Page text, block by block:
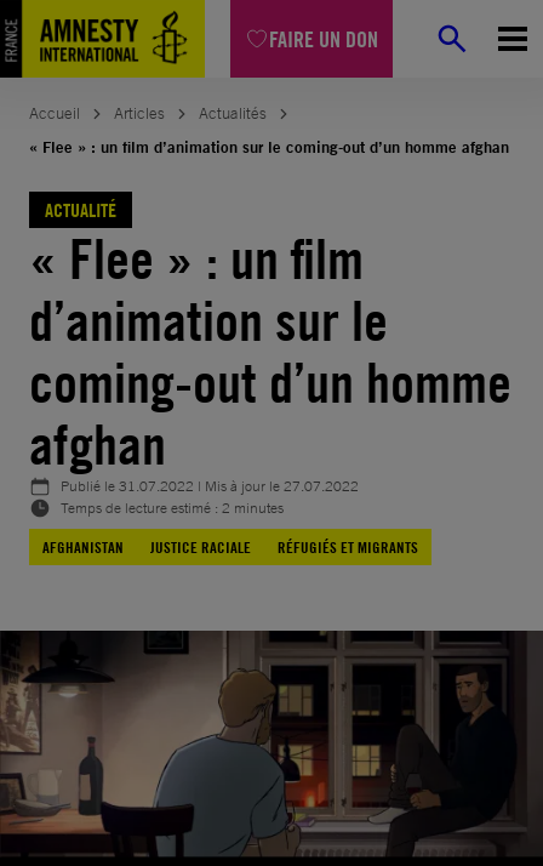
FAIRE UN DON
Aller
au
contenu
Accueil Articles
Actualités
« Flee » : un film d’animation sur le coming-out d’un homme afghan
ACTUALITÉ
« Flee » : un film
d’animation sur le
coming-out d’un homme
afghan
Publié le31.07.2022 | Mis à jour le27.07.2022
Temps de lecture estimé : 2 minutes
AFGHANISTAN
JUSTICE RACIALE RÉFUGIÉS ET MIGRANTS